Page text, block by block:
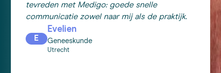
tevreden met Medigo: goede snelle
communicatie zowel naar mij als de praktijk.
E
Evelien
Geneeskunde
Utrecht